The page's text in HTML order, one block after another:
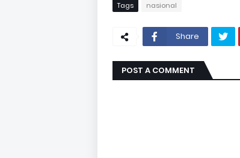
Tags nasional
Share
POST A COMMENT